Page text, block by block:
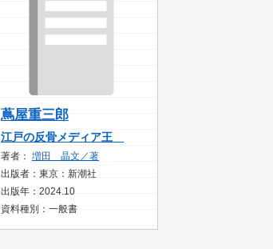
蔦屋重三郎
江戸の反骨メディア王
著者： 増田 晶文／著
出版者：東京：新潮社
出版年：2024.10
資料種別：一般書